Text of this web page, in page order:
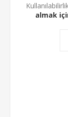
almak